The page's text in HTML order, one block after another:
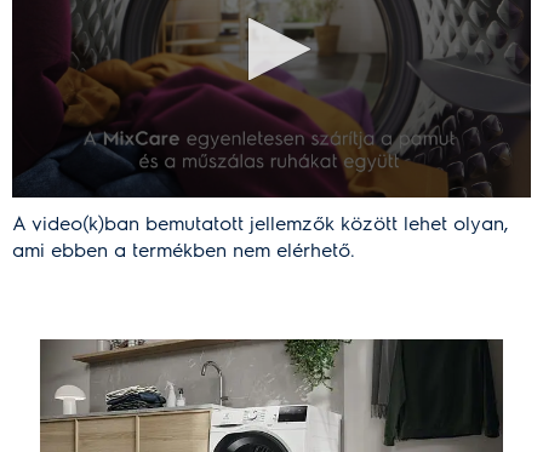
A video(k)ban bemutatott jellemzők között lehet olyan,
ami ebben a termékben nem elérhető.